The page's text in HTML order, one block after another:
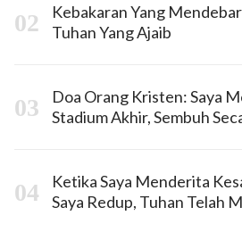
Kebakaran Yang
Tuhan Yang Ajaib
Doa Orang Kristen: Saya
Stadium Akhir, Sembuh
Ketika Saya Menderita
Saya Redup, Tuhan Telah